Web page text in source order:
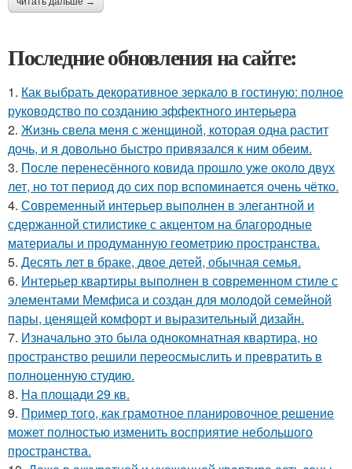
Последние обновления на сайте:
1. Как выбрать декоративное зеркало в гостиную: полное
руководство по созданию эффектного интерьера
2. Жизнь свела меня с женщиной, которая одна растит
дочь, и я довольно быстро привязался к ним обеим.
3. После перенесённого ковида прошло уже около двух
лет, но тот период до сих пор вспоминается очень чётко.
4. Современный интерьер выполнен в элегантной и
сдержанной стилистике с акцентом на благородные
материалы и продуманную геометрию пространства.
5. Десять лет в браке, двое детей, обычная семья.
6. Интерьер квартиры выполнен в современном стиле с
элементами Мемфиса и создан для молодой семейной
пары, ценящей комфорт и выразительный дизайн.
7. Изначально это была однокомнатная квартира, но
пространство решили переосмыслить и превратить в
полноценную студию.
8. На площади 29 кв.
9. Пример того, как грамотное планировочное решение
может полностью изменить восприятие небольшого
пространства.